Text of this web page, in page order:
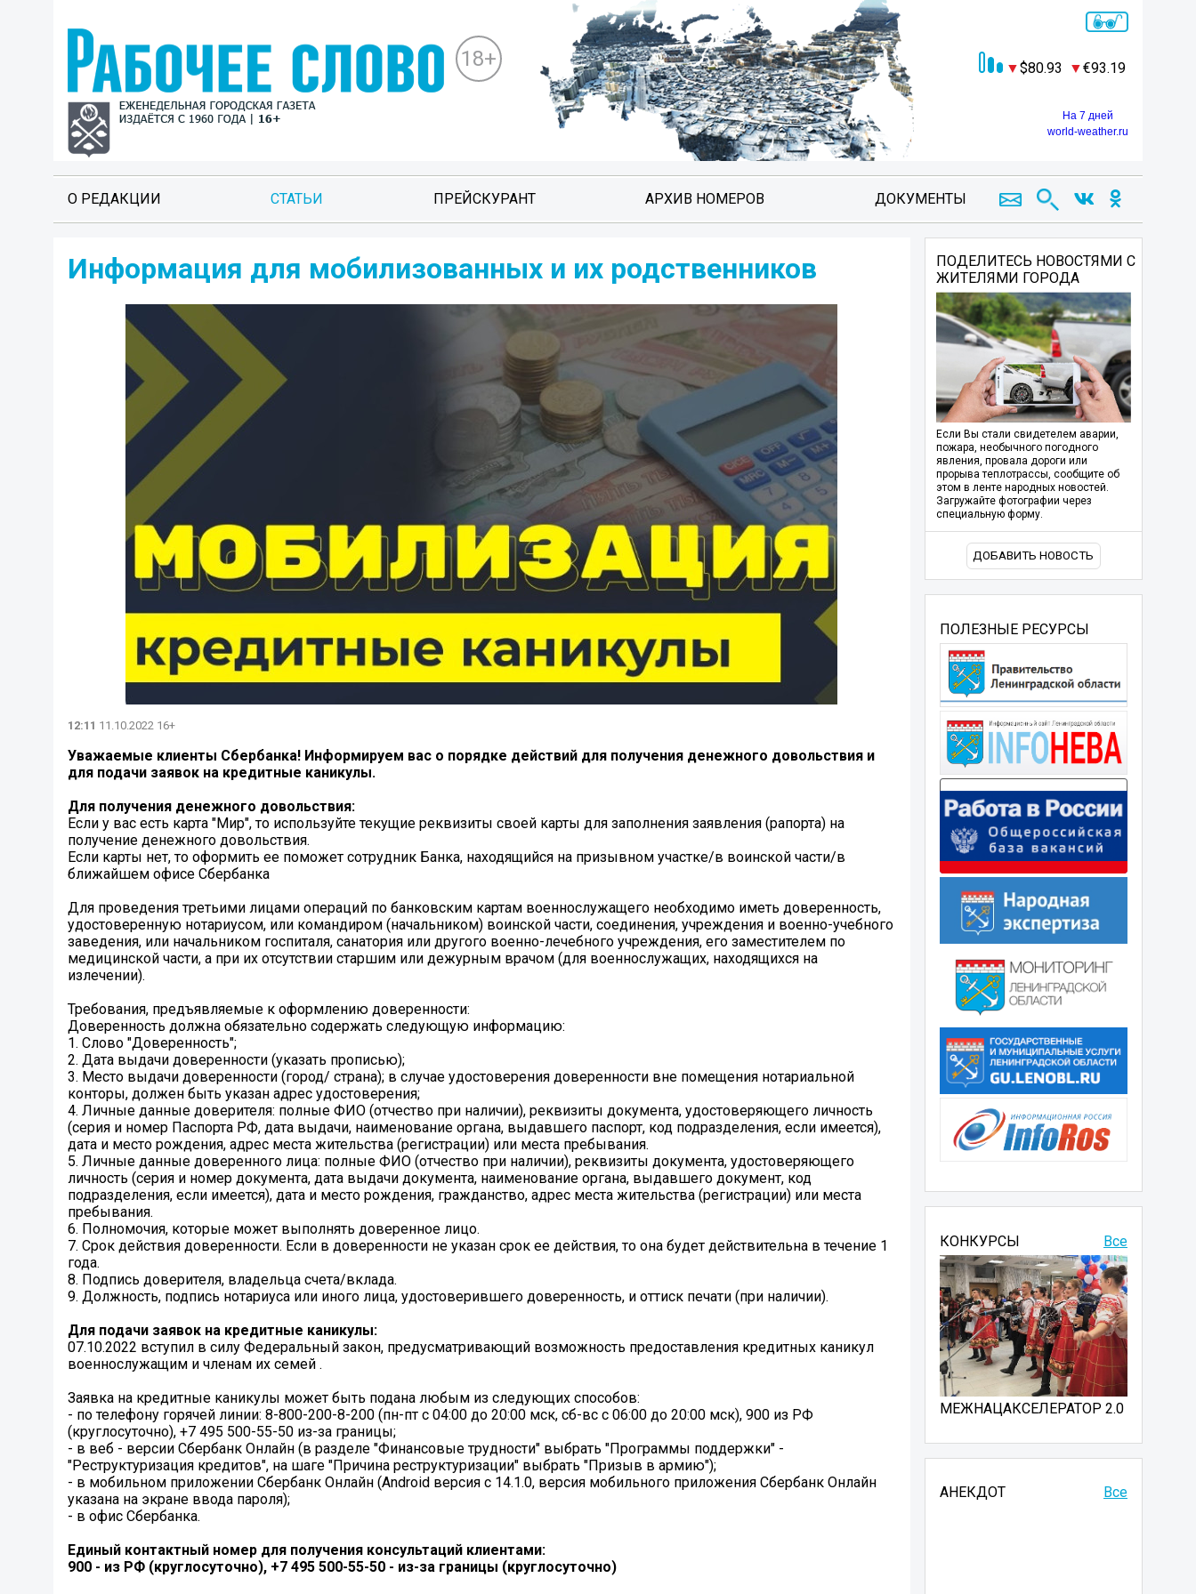
18+ 80.93 93.19
На 7 дней
world-weather.ru
О РЕДАКЦИИ СТАТЬИ ПРЕЙСКУРАНТ АРХИВ НОМЕРОВ ДОКУМЕНТЫ
Информация для мобилизованных и их родственников
12:11 11.10.2022 16+
Уважаемые клиенты Сбербанка! Информируем вас о порядке действий для получения денежного довольствия и
для подачи заявок на кредитные каникулы.
Для получения денежного довольствия:
Если у вас есть карта "Мир", то используйте текущие реквизиты своей карты для заполнения заявления (рапорта) на
получение денежного довольствия.
Если карты нет, то оформить ее поможет сотрудник Банка, находящийся на призывном участке/в воинской части/в
ближайшем офисе Сбербанка
Для проведения третьими лицами операций по банковским картам военнослужащего необходимо иметь доверенность,
удостоверенную нотариусом, или командиром (начальником) воинской части, соединения, учреждения и военно-учебного
заведения, или начальником госпиталя, санатория или другого военно-лечебного учреждения, его заместителем по
медицинской части, а при их отсутствии старшим или дежурным врачом (для военнослужащих, находящихся на
излечении).
Требования, предъявляемые к оформлению доверенности:
Доверенность должна обязательно содержать следующую информацию:
1. Слово "Доверенность";
2. Дата выдачи доверенности (указать прописью);
3. Место выдачи доверенности (город/ страна); в случае удостоверения доверенности вне помещения нотариальной
конторы, должен быть указан адрес удостоверения;
4. Личные данные доверителя: полные ФИО (отчество при наличии), реквизиты документа, удостоверяющего личность
(серия и номер Паспорта РФ, дата выдачи, наименование органа, выдавшего паспорт, код подразделения, если имеется),
дата и место рождения, адрес места жительства (регистрации) или места пребывания.
5. Личные данные доверенного лица: полные ФИО (отчество при наличии), реквизиты документа, удостоверяющего
личность (серия и номер документа, дата выдачи документа, наименование органа, выдавшего документ, код
подразделения, если имеется), дата и место рождения, гражданство, адрес места жительства (регистрации) или места
пребывания.
6. Полномочия, которые может выполнять доверенное лицо.
7. Срок действия доверенности. Если в доверенности не указан срок ее действия, то она будет действительна в течение 1
года.
8. Подпись доверителя, владельца счета/вклада.
9. Должность, подпись нотариуса или иного лица, удостоверившего доверенность, и оттиск печати (при наличии).
Для подачи заявок на кредитные каникулы:
07.10.2022 вступил в силу Федеральный закон, предусматривающий возможность предоставления кредитных каникул
военнослужащим и членам их семей .
Заявка на кредитные каникулы может быть подана любым из следующих способов:
- по телефону горячей линии: 8-800-200-8-200 (пн-пт с 04:00 до 20:00 мск, сб-вс с 06:00 до 20:00 мск), 900 из РФ
(круглосуточно), +7 495 500-55-50 из-за границы;
- в веб - версии Сбербанк Онлайн (в разделе "Финансовые трудности" выбрать "Программы поддержки" -
"Реструктуризация кредитов", на шаге "Причина реструктуризации" выбрать "Призыв в армию");
- в мобильном приложении Сбербанк Онлайн (Android версия с 14.1.0, версия мобильного приложения Сбербанк Онлайн
указана на экране ввода пароля);
- в офис Сбербанка.
Единый контактный номер для получения консультаций клиентами:
900 - из РФ (круглосуточно), +7 495 500-55-50 - из-за границы (круглосуточно)
ПОДЕЛИТЕСЬ НОВОСТЯМИ С
ЖИТЕЛЯМИ ГОРОДА
Если Вы стали свидетелем аварии,
пожара, необычного погодного
явления, провала дороги или
прорыва теплотрассы, сообщите об
этом в ленте народных новостей.
Загружайте фотографии через
специальную форму.
ДОБАВИТЬ НОВОСТЬ
ПОЛЕЗНЫЕ РЕСУРСЫ
Все
КОНКУРСЫ
МЕЖНАЦАКСЕЛЕРАТОР 2.0
АНЕКДОТ Все